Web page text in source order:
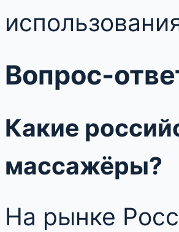
Вопрос-
Какие
массажёры?
На рынке